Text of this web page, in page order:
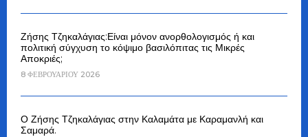
Ζήσης Τζηκαλάγιας:Είναι μόνον ανορθολογισμός ή και
πολιτική σύγχυση το κόψιμο βασιλόπιτας τις Μικρές
Αποκριές;
8 ΦΕΒΡΟΥΑΡΊΟΥ 2026
Ο Ζήσης Τζηκαλάγιας στην Καλαμάτα με Καραμανλή και
Σαμαρά.